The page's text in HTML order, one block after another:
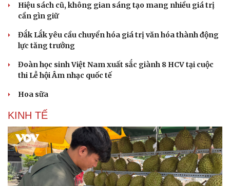
Hiệu sách cũ, không gian sáng tạo mang nhiều giá trị
cần gìn giữ
Đắk Lắk yêu cầu chuyển hóa giá trị văn hóa thành động
lực tăng trưởng
Đoàn học sinh Việt Nam xuất sắc giành 8 HCV tại cuộc
thi Lễ hội Âm nhạc quốc tế
Hoa sữa
KINH TẾ